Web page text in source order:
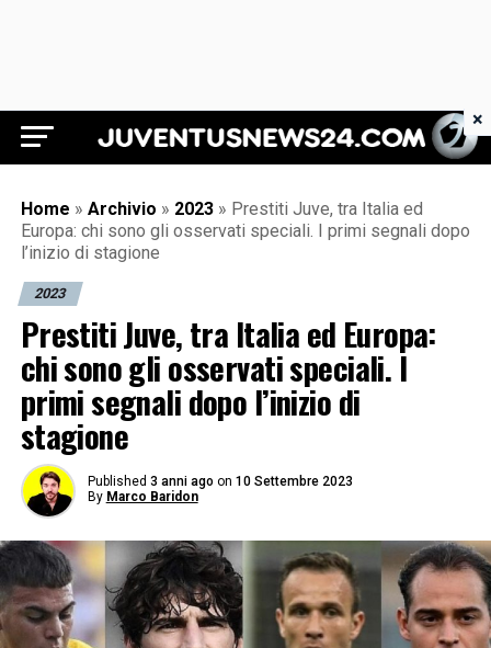
Juventus News 24
Home » Archivio » 2023 » Prestiti Juve, tra Italia ed
Europa: chi sono gli osservati speciali. I primi segnali dopo
l’inizio di stagione
2023
Prestiti Juve, tra Italia ed Europa:
chi sono gli osservati speciali. I
primi segnali dopo l’inizio di
stagione
Published 3 anni ago on 10 Settembre 2023
By Marco Baridon
×